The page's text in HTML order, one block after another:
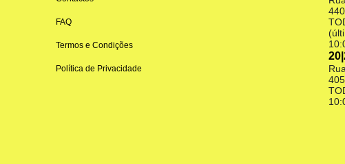
FAQ
Termos e Condições
Política de Privacidade